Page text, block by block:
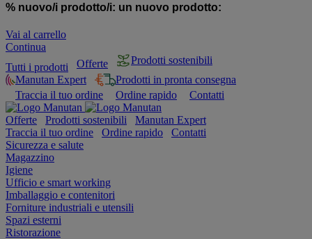
% nuovo/i prodotto/i: un nuovo prodotto:
Vai al carrello
Continua
Tutti i prodotti
Offerte
Prodotti sostenibili
Manutan Expert
Prodotti in pronta consegna
Traccia il tuo ordine
Ordine rapido Contatti
Offerte Prodotti sostenibili
Manutan Expert
Traccia il tuo ordine
Ordine rapido
Contatti
Sicurezza e salute
Magazzino
Igiene
Ufficio e smart working
Imballaggio e contenitori
Forniture industriali e utensili
Spazi esterni
Ristorazione